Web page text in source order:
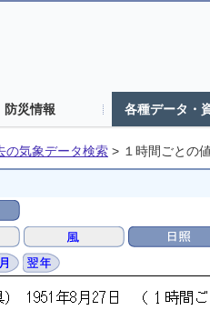
防災情報 各種データ・
の気象データ検索 > １時間ごとの